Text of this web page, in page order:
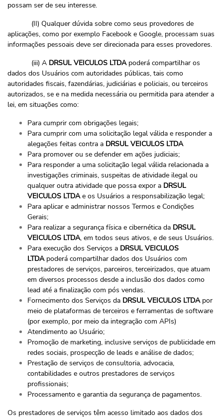
possam ser de seu interesse.
(II) Qualquer dúvida sobre como seus provedores de
aplicações, como por exemplo Facebook e Google, processam suas
informações pessoais deve ser direcionada para esses provedores.
(iii) A DRSUL VEICULOS LTDApoderá compartilhar os
dados dos Usuários com autoridades públicas, tais como
autoridades fiscais, fazendárias, judiciárias e policiais, ou terceiros
autorizados, se e na medida necessária ou permitida para atender a
lei, em situações como:
Para cumprir com obrigações legais;
Para cumprir com uma solicitação legal válida e responder a
alegações feitas contra a DRSUL VEICULOS LTDA
Para promover ou se defender em ações judiciais;
Para responder a uma solicitação legal válida relacionada a
investigações criminais, suspeitas de atividade ilegal ou
qualquer outra atividade que possa expor a DRSUL
VEICULOS LTDAe os Usuários a responsabilização legal;
Para aplicar e administrar nossos Termos e Condições
Gerais;
Para realizar a segurança física e cibernética da DRSUL
VEICULOS LTDA, em todos seus ativos, e de seus Usuários.
Para execução dos Serviços a DRSUL VEICULOS
LTDApoderá compartilhar dados dos Usuários com
prestadores de serviços, parceiros, terceirizados, que atuam
em diversos processos desde a inclusão dos dados como
lead até a finalização com pós vendas.
Fornecimento dos Serviços da DRSUL VEICULOS LTDApor
meio de plataformas de terceiros e ferramentas de software
(por exemplo, por meio da integração com APIs)
Atendimento ao Usuário;
Promoção de marketing, inclusive serviços de publicidade em
redes sociais, prospecção de leads e análise de dados;
Prestação de serviços de consultoria, advocacia,
contabilidades e outros prestadores de serviços
profissionais;
Processamento e garantia da segurança de pagamentos.
Os prestadores de serviços têm acesso limitado aos dados dos